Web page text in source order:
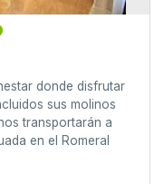
donde disfrutar
sus molinos
transportarán a
en el Romeral